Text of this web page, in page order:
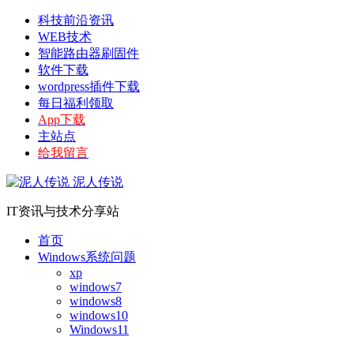
科技前沿资讯
WEB技术
智能路由器刷固件
软件下载
wordpress插件下载
每日福利领取
App下载
主站点
给我留言
泥人传说
IT资讯与技术分享站
首页
Windows系统问题
xp
windows7
windows8
windows10
Windows11